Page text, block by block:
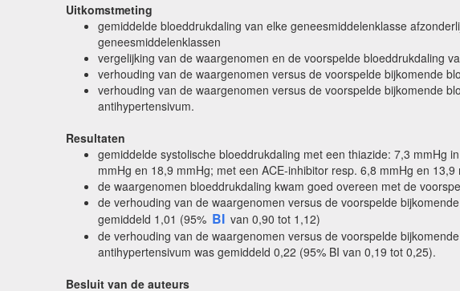
Uitkomstmeting
gemiddelde bloeddrukdaling van elke geneesmiddelenklasse
geneesmiddelenklassen
vergelijking van de waargenomen en de voorspelde bloeddrukdaling
verhouding van de waargenomen versus de voorspelde bijkomende
verhouding van de waargenomen versus de voorspelde bijkomende
antihypertensivum.
Resultaten
gemiddelde systolische bloeddrukdaling met een thiazide: 7,3 mmHg
mmHg en 18,9 mmHg; met een ACE-inhibitor resp. 6,8 mmHg en
de waargenomen bloeddrukdaling kwam goed overeen met de
de verhouding van de waargenomen versus de voorspelde
gemiddeld 1,01 (95% BI van 0,90 tot 1,12)
de verhouding van de waargenomen versus de voorspelde
antihypertensivum was gemiddeld 0,22 (95% BI van 0,19 tot 0,25).
Besluit van de auteurs